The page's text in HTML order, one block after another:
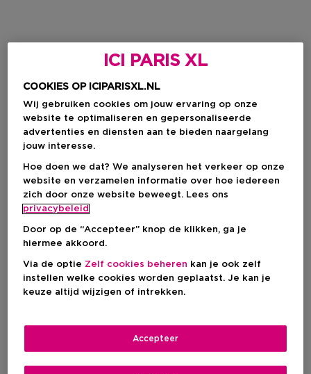
ICI PARIS XL
COOKIES OP ICIPARISXL.NL
Wij gebruiken cookies om jouw ervaring op onze
website te optimaliseren en gepersonaliseerde
advertenties en diensten aan te bieden naargelang
jouw interesse.
Hoe doen we dat? We analyseren het verkeer op onze
website en verzamelen informatie over hoe iedereen
zich door onze website beweegt. Lees ons
privacybeleid
Door op de “Accepteer” knop de klikken, ga je
hiermee akkoord.
Via de optie Zelf cookies beheren kan je ook zelf
instellen welke cookies worden geplaatst. Je kan je
keuze altijd wijzigen of intrekken.
Accepteer